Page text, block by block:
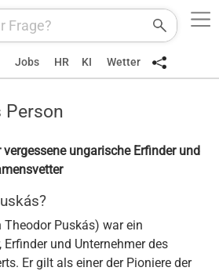
Jobs HR KI Wetter
Person
ungarische Erfinder und
Puskás) war ein
und Unternehmer des
Er gilt als einer der Pioniere der